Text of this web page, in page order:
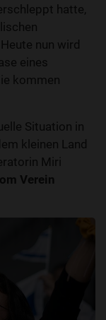
hatte,
nun wird
eines
kommen
Situation in
kleinen Land
Miri
Verein